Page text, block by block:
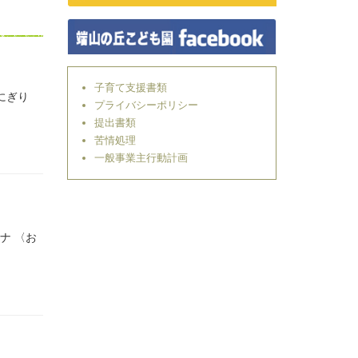
ぎり
〈お
子育て支援書類
プライバシーポリシー
提出書類
苦情処理
一般事業主行動計画